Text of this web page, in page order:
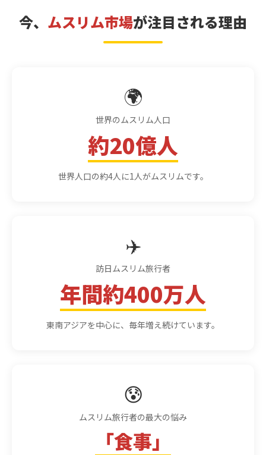
今、 ムスリム市場が注目される理由
🌍
世界のムスリム人口
約20億人
世界人口の約4人に1人がムスリムです。
✈️
訪日ムスリム旅行者
年間約400万人
東南アジアを中心に、毎年増え続けています。
😰
ムスリム旅行者の最大の悩み
「食事」